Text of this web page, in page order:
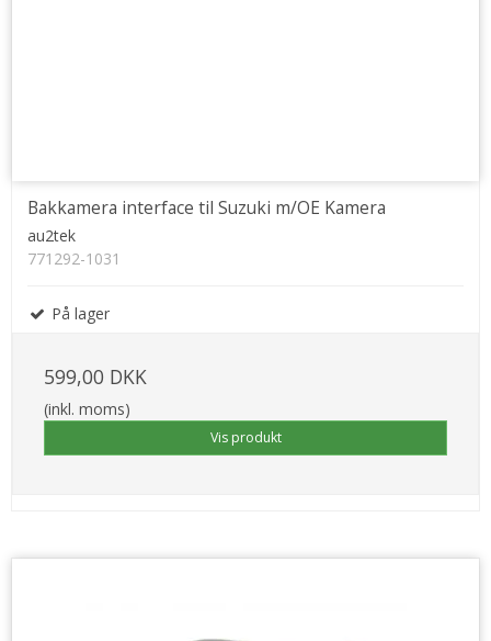
Bakkamera interface til Suzuki m/OE Kamera
au2tek
771292-1031
På lager
599,00 DKK
(inkl. moms)
Vis produkt